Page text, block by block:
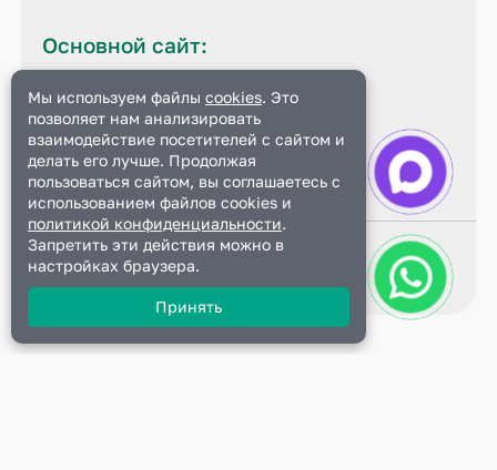
Мы используем файлы cookies. Это
позволяет нам анализировать
взаимодействие посетителей с сайтом и
делать его лучше. Продолжая
пользоваться сайтом, вы соглашаетесь с
использованием файлов cookies и
политикой конфиденциальности.
Запретить эти действия можно в
настройках браузера.
Принять
Основной сайт:
sud-expert.pro
Данный сайт является
официальным
© 2024 все права защищены
Политика конфиденциальности